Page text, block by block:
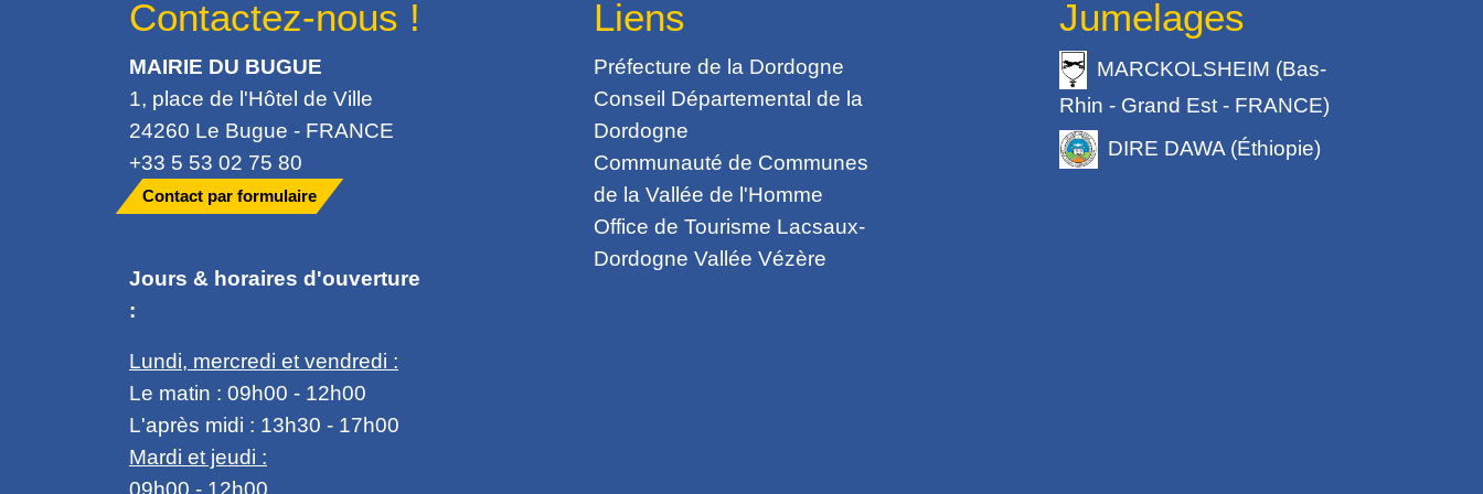
Contactez-nous !
MAIRIE DU BUGUE
1, place de l'Hôtel de Ville
24260 Le Bugue - FRANCE
+33 5 53 02 75 80
Contact par formulaire
Jours & horaires d'ouverture
:
Lundi, mercredi et vendredi :
Le matin : 09h00 - 12h00
L'après midi : 13h30 - 17h00
Mardi et jeudi :
09h00 - 12h00
Liens
Préfecture de la Dordogne
Conseil Départemental de la
Dordogne
Communauté de Communes
de la Vallée de l'Homme
Office de Tourisme Lacsaux-
Dordogne Vallée Vézère
Jumelages
MARCKOLSHEIM (Bas-
Rhin - Grand Est - FRANCE)
DIRE DAWA (Éthiopie)